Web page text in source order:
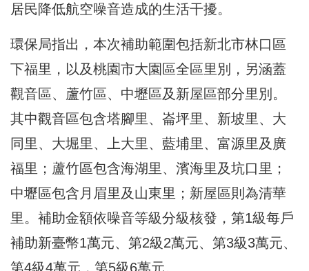
居民降低航空噪音造成的生活干擾。
環保局指出，本次補助範圍包括新北市林口區
下福里，以及桃園市大園區全區里別，另涵蓋
觀音區、蘆竹區、中壢區及新屋區部分里別。
其中觀音區包含塔腳里、崙坪里、新坡里、大
同里、大堀里、上大里、藍埔里、富源里及廣
福里；蘆竹區包含海湖里、濱海里及坑口里；
中壢區包含月眉里及山東里；新屋區則為清華
里。補助金額依噪音等級分級核發，第1級每戶
補助新臺幣1萬元、第2級2萬元、第3級3萬元、
第4級4萬元，第5級6萬元。